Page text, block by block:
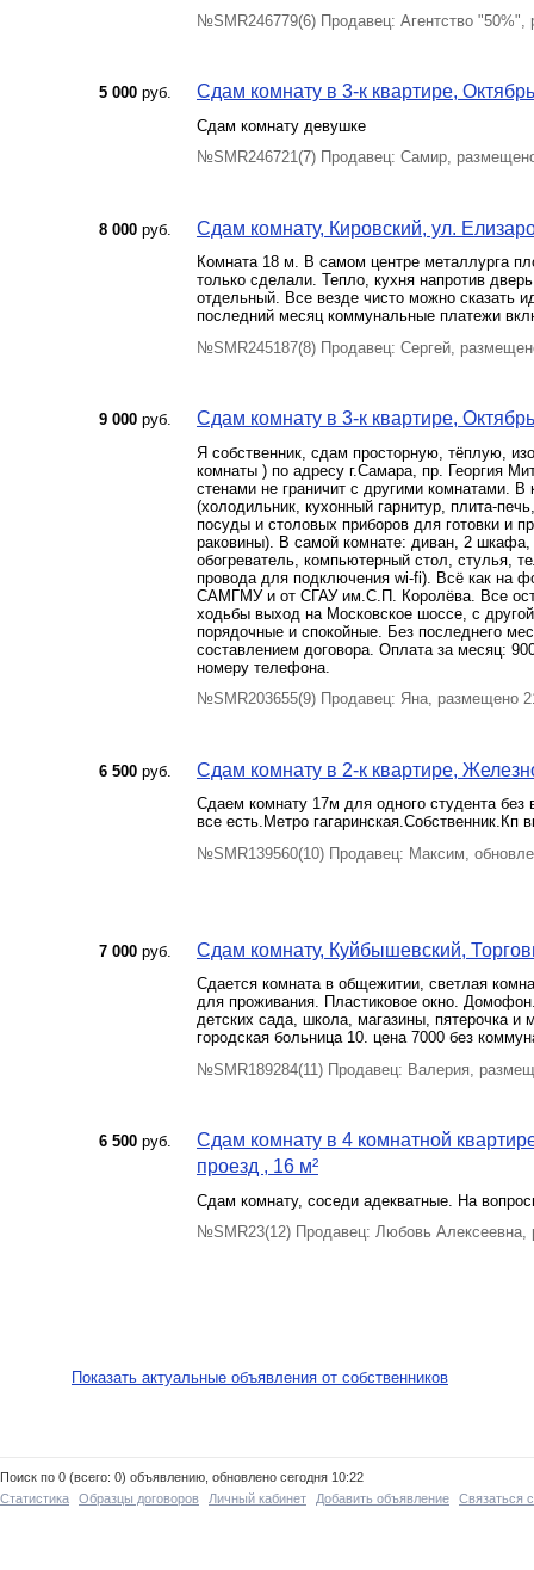
№SMR246779(6) Продавец: Агентство
5 000 руб. Сдам комнату в 3-к квартире,
Сдам комнату девушке
№SMR246721(7) Продавец: Самир,
8 000 руб. Сдам комнату, Кировский, ул.
Комната 18 м. В самом центре металлурга
только сделали. Тепло, кухня напротив
отдельный. Все везде чисто можно сказать
последний месяц коммунальные платежи
№SMR245187(8) Продавец: Сергей,
9 000 руб. Сдам комнату в 3-к квартире,
Я собственник, сдам просторную, тёплую,
комнаты ) по адресу г.Самара, пр. Георгия
стенами не граничит с другими комнатами.
(холодильник, кухонный гарнитур, плита-
посуды и столовых приборов для готовки и
раковины). В самой комнате: диван, 2
обогреватель, компьютерный стол, стулья,
провода для подключения wi-fi). Всё как на
САМГМУ и от СГАУ им.С.П. Королёва. Все
ходьбы выход на Московское шоссе, с
порядочные и спокойные. Без последнего
составлением договора. Оплата за месяц:
номеру телефона.
№SMR203655(9) Продавец: Яна, размещено
6 500 руб. Сдам комнату в 2-к квартире,
Сдаем комнату 17м для одного студента
все есть.Метро гагаринская.Собственник.Кп
№SMR139560(10) Продавец: Максим,
7 000 руб. Сдам комнату, Куйбышевский,
Сдается комната в общежитии, светлая
для проживания. Пластиковое окно.
детских сада, школа, магазины, пятерочка и
городская больница 10. цена 7000 без
№SMR189284(11) Продавец: Валерия,
6 500 руб.
Сдам комнату в 4 комнатной
проезд , 16 м²
Сдам комнату, соседи адекватные. На
№SMR23(12) Продавец: Любовь Алексеевна,
Показать актуальные объявления от собственников
Поиск по 0 (всего: 0) объявлению, обновлено сегодня 10:22
Статистика
Образцы договоров Личный кабинет Добавить объявление Связаться